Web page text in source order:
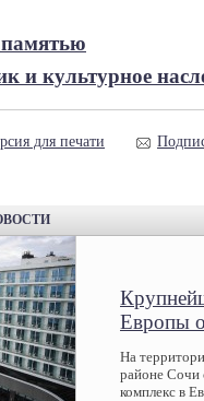
памятью
и культурное
для печати
Европы
На
районе Сочи
комплекс в